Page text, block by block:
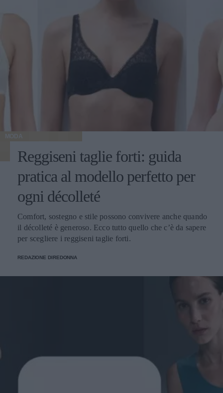
MODA
Reggiseni taglie forti: guida
pratica al modello perfetto per
ogni décolleté
Comfort, sostegno e stile possono convivere anche quando
il décolleté è generoso. Ecco tutto quello che c’è da sapere
per scegliere i reggiseni taglie forti.
REDAZIONE DIREDONNA